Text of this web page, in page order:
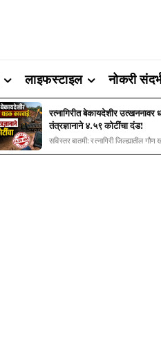
लाइफस्टाइल नोकरी
रत्नागिरीत बेकायदेशीर
तंत्रज्ञानाने ४.५९ कोटींचा दंड!
सविस्तर बातमी: रत्नागिरी जिल्ह्यातील